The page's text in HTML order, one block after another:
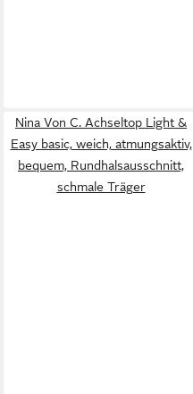
Nina Von C. Achseltop Light &
Easy basic, weich, atmungsaktiv,
bequem, Rundhalsausschnitt,
schmale Träger